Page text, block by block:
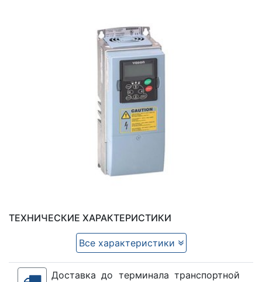
ТЕХНИЧЕСКИЕ ХАРАКТЕРИСТИКИ
Все характеристики
Доставка до терминала транспортной